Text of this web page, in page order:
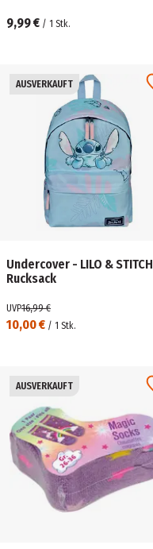
9,99 € / 1 Stk.
AUSVERKAUFT
Undercover - LILO & STITCH
Rucksack
10,00 € / 1 Stk.
UVP16,99 €
AUSVERKAUFT